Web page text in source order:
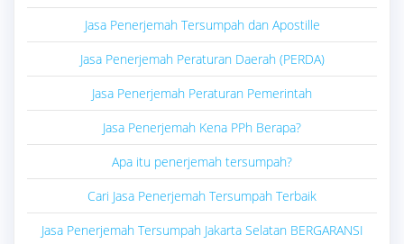
Jasa Penerjemah Tersumpah dan Apostille
Jasa Penerjemah Peraturan Daerah (PERDA)
Jasa Penerjemah Peraturan Pemerintah
Jasa Penerjemah Kena PPh Berapa?
Apa itu penerjemah tersumpah?
Cari Jasa Penerjemah Tersumpah Terbaik
Jasa Penerjemah Tersumpah Jakarta Selatan BERGARANSI